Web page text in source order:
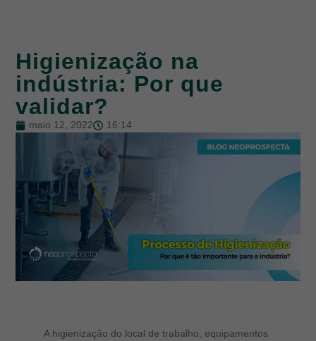
Higienização na
indústria: Por que
validar?
maio 12, 2022 16:14
A higienização do local de trabalho, equipamentos